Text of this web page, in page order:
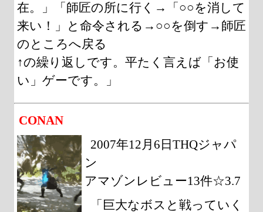
在。」「師匠の所に行く→「○○を消して
来い！」と命令される→○○を倒す→師匠
のところへ戻る
↑の繰り返しです。平たく言えば「お使
い」ゲーです。」
CONAN
2007年12月6日THQジャパ
ン
アマゾンレビュー13件☆3.7
「巨大なボスと戦っていく